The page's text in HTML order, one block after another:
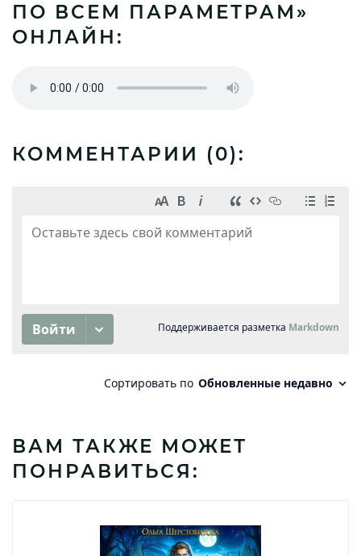
ПО ВСЕМ ПАРАМЕТРАМ»
ОНЛАЙН:
КОММЕНТАРИИ (0):
ВАМ ТАКЖЕ МОЖЕТ
ПОНРАВИТЬСЯ: